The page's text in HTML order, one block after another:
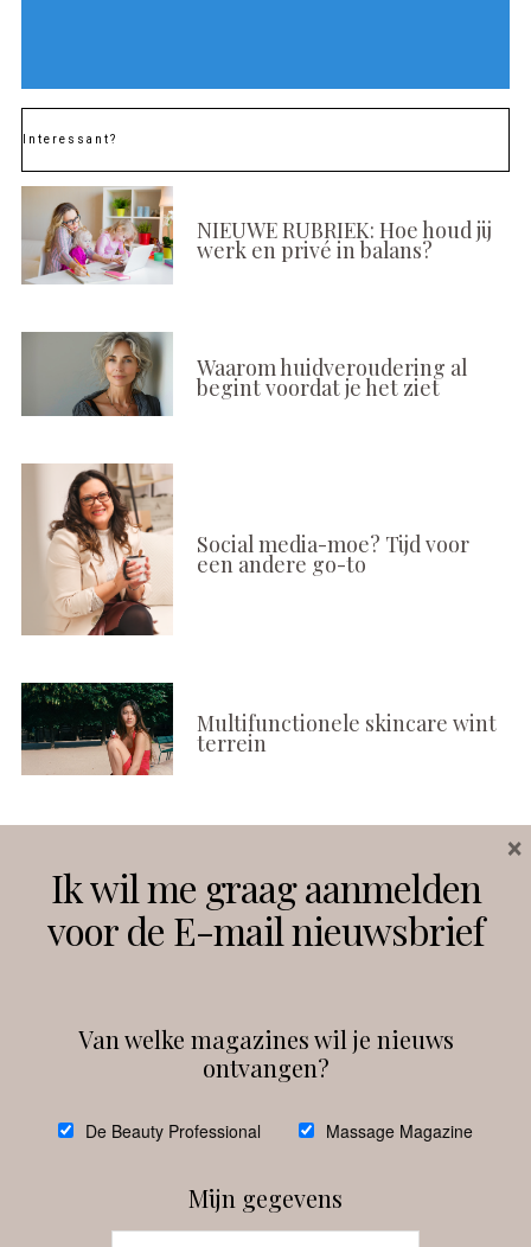
Interessant?
NIEUWE RUBRIEK: Hoe houd jij
werk en privé in balans?
Waarom huidveroudering al
begint voordat je het ziet
Social media-moe? Tijd voor
een andere go-to
Multifunctionele skincare wint
terrein
Instagram Facebook
debeautyprofessional
Ik wil me graag aanmelden
voor de E-mail nieuwsbrief
Van welke magazines wil je nieuws
ontvangen?
De Beauty Professional Massage Magazine
Mijn gegevens
×